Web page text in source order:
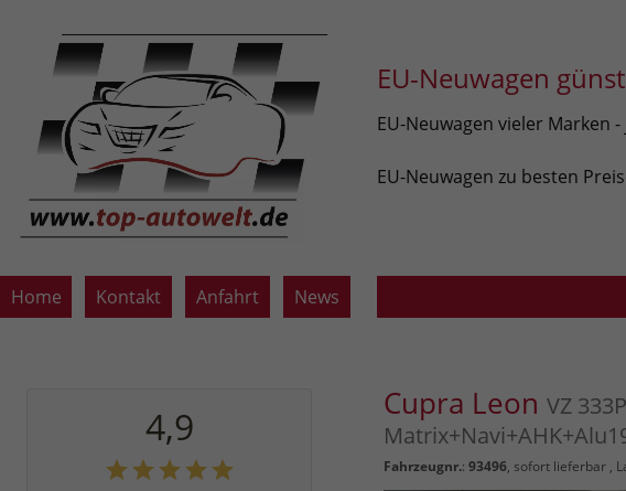
EU-Neuwagen
EU-Neuwagen vieler Marken
EU-Neuwagen zu besten
Home Kontakt Anfahrt News
Cupra Leon VZ
Fahrzeugnr.: 93496, sofort lieferbar,
4,9